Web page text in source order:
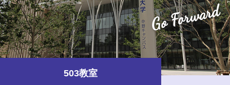
Go Forward
503教室